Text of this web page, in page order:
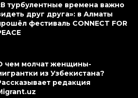
турбулентные времена важно
друг друга»: в Алматы
фестиваль CONNECT FOR
чем молчат женщины-
из Узбекистана?
редакция